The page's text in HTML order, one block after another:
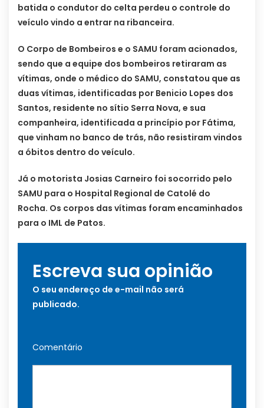
batida o condutor do celta perdeu o controle do
veículo vindo a entrar na ribanceira.
O Corpo de Bombeiros e o SAMU foram acionados,
sendo que a equipe dos bombeiros retiraram as
vítimas, onde o médico do SAMU, constatou que as
duas vítimas, identificadas por Benicio Lopes dos
Santos, residente no sítio Serra Nova, e sua
companheira, identificada a princípio por Fátima,
que vinham no banco de trás, não resistiram vindos
a óbitos dentro do veículo.
Já o motorista Josias Carneiro foi socorrido pelo
SAMU para o Hospital Regional de Catolé do
Rocha. Os corpos das vítimas foram encaminhados
para o IML de Patos.
Escreva sua opinião
O seu endereço de e-mail não será
publicado.
Comentário